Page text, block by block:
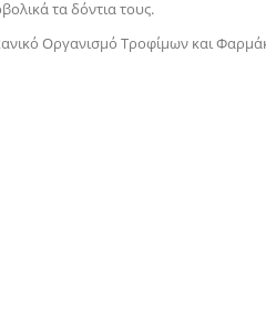
τα δόντια τους.
Οργανισμό Τροφίμων και